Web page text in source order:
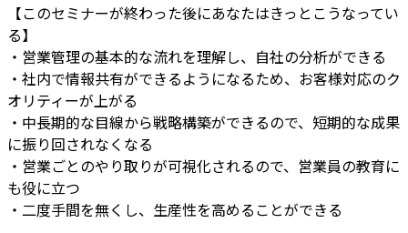
【このセミナーが終わった後にあなたはきっとこうなってい
る】
・営業管理の基本的な流れを理解し、自社の分析ができる
・社内で情報共有ができるようになるため、お客様対応のク
オリティーが上がる
・中長期的な目線から戦略構築ができるので、短期的な成果
に振り回されなくなる
・営業ごとのやり取りが可視化されるので、営業員の教育に
も役に立つ
・二度手間を無くし、生産性を高めることができる